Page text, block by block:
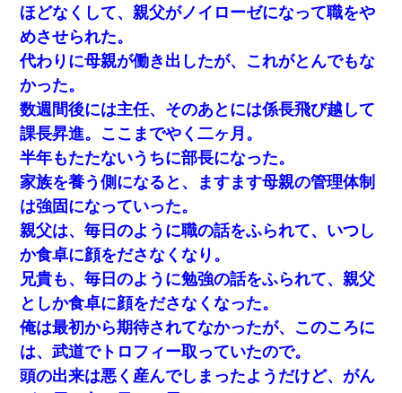
【戦争】不妊の俺嫁に弟嫁が2日間4歳児を託児 俺嫁はそこまで気
にしてなかったが、あまりにも子供が俺嫁に懐くので最後らへん
顔引きつってた → そして弟嫁が迎えに来た翌日…
上司「何なの、この書類！！」私「あの‥」上司「今は私が話し
てるの！」私「ですから」上司「黙って聞きなさい！」私「それ
は」上司「言い訳しない！」→結果ｗｗｗｗｗ
彼女との行為を録画した結果→衝撃の事実が判明したｗｗｗｗｗ
ｗ
ナンパにほいほい付いていった私、地獄に落ちる
童貞俺、宅飲みした女友達2人を家に泊めた結果ｗｗｗｗｗｗ
男だけどリベンジポノレノの被害者になって未だに人生が立ち直
せない
ほどなくして、親父がノイローゼになって職をや
めさせられた。
代わりに母親が働き出したが、これがとんでもな
かった。
数週間後には主任、そのあとには係長飛び越して
課長昇進。ここまでやく二ヶ月。
半年もたたないうちに部長になった。
家族を養う側になると、ますます母親の管理体制
は強固になっていった。
親父は、毎日のように職の話をふられて、いつし
か食卓に顔をださなくなり。
兄貴も、毎日のように勉強の話をふられて、親父
としか食卓に顔をださなくなった。
俺は最初から期待されてなかったが、このころに
は、武道でトロフィー取っていたので。
頭の出来は悪く産んでしまったようだけど、がん